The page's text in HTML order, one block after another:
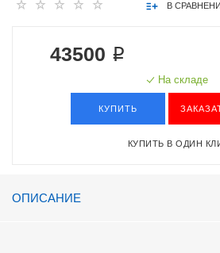
В
43500 ₽
На складе
КУПИТЬ
КУПИТЬ В ОДИН
ОПИСАНИЕ